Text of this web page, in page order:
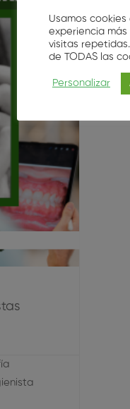
Usamos
experiencia
visitas
de TODAS las
Personalizar